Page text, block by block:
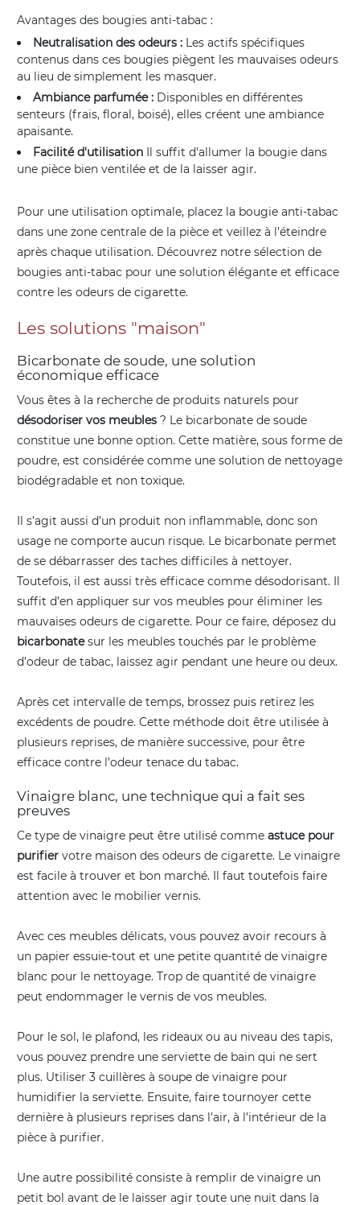
Avantages des bougies anti-tabac :
Neutralisation des odeurs : Les actifs spécifiques
contenus dans ces bougies piègent les mauvaises odeurs
au lieu de simplement les masquer.
Ambiance parfumée : Disponibles en différentes
senteurs (frais, floral, boisé), elles créent une ambiance
apaisante.
Facilité d'utilisation Il suffit d'allumer la bougie dans
une pièce bien ventilée et de la laisser agir.
Pour une utilisation optimale, placez la bougie anti-tabac
dans une zone centrale de la pièce et veillez à l’éteindre
après chaque utilisation. Découvrez notre sélection de
bougies anti-tabac pour une solution élégante et efficace
contre les odeurs de cigarette.
Les solutions "maison"
Bicarbonate de soude, une solution
économique efficace
Vous êtes à la recherche de produits naturels pour
désodoriser vos meubles ? Le bicarbonate de soude
constitue une bonne option. Cette matière, sous forme de
poudre, est considérée comme une solution de nettoyage
biodégradable et non toxique.
Il s’agit aussi d’un produit non inflammable, donc son
usage ne comporte aucun risque. Le bicarbonate permet
de se débarrasser des taches difficiles à nettoyer.
Toutefois, il est aussi très efficace comme désodorisant. Il
suffit d’en appliquer sur vos meubles pour éliminer les
mauvaises odeurs de cigarette. Pour ce faire, déposez du
bicarbonatesur les meubles touchés par le problème
d’odeur de tabac, laissez agir pendant une heure ou deux.
Après cet intervalle de temps, brossez puis retirez les
excédents de poudre. Cette méthode doit être utilisée à
plusieurs reprises, de manière successive, pour être
efficace contre l’odeur tenace du tabac.
Vinaigre blanc, une technique qui a fait ses
preuves
Ce type de vinaigre peut être utilisé comme astuce pour
purifier votre maison des odeurs de cigarette. Le vinaigre
est facile à trouver et bon marché. Il faut toutefois faire
attention avec le mobilier vernis.
Avec ces meubles délicats, vous pouvez avoir recours à
un papier essuie-tout et une petite quantité de vinaigre
blanc pour le nettoyage. Trop de quantité de vinaigre
peut endommager le vernis de vos meubles.
Pour le sol, le plafond, les rideaux ou au niveau des tapis,
vous pouvez prendre une serviette de bain qui ne sert
plus. Utiliser 3 cuillères à soupe de vinaigre pour
humidifier la serviette. Ensuite, faire tournoyer cette
dernière à plusieurs reprises dans l’air, à l’intérieur de la
pièce à purifier.
Une autre possibilité consiste à remplir de vinaigre un
petit bol avant de le laisser agir toute une nuit dans la